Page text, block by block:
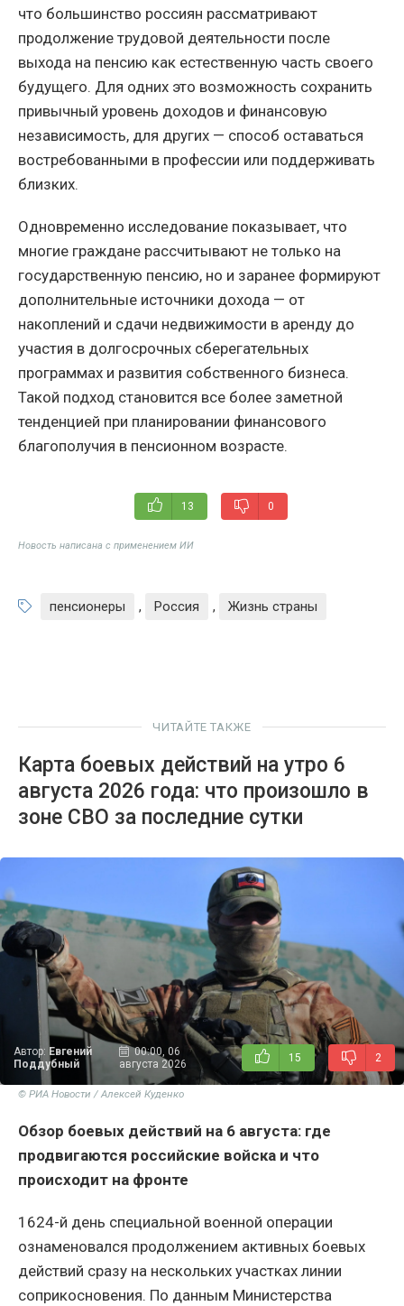
что большинство россиян рассматривают
продолжение трудовой деятельности после
выхода на пенсию как естественную часть своего
будущего. Для одних это возможность сохранить
привычный уровень доходов и финансовую
независимость, для других — способ оставаться
востребованными в профессии или поддерживать
близких.
Одновременно исследование показывает, что
многие граждане рассчитывают не только на
государственную пенсию, но и заранее формируют
дополнительные источники дохода — от
накоплений и сдачи недвижимости в аренду до
участия в долгосрочных сберегательных
программах и развития собственного бизнеса.
Такой подход становится все более заметной
тенденцией при планировании финансового
благополучия в пенсионном возрасте.
13 0
Новость написана с применением ИИ
пенсионеры , Россия , Жизнь страны
ЧИТАЙТЕ ТАКЖЕ
Карта боевых действий на утро 6
августа 2026 года: что произошло в
зоне СВО за последние сутки
Автор: Евгений
Поддубный
00:00, 06
августа 2026
15 2
© РИА Новости / Алексей Куденко
Обзор боевых действий на 6 августа: где
продвигаются российские войска и что
происходит на фронте
1624-й день специальной военной операции
ознаменовался продолжением активных боевых
действий сразу на нескольких участках линии
соприкосновения. По данным Министерства